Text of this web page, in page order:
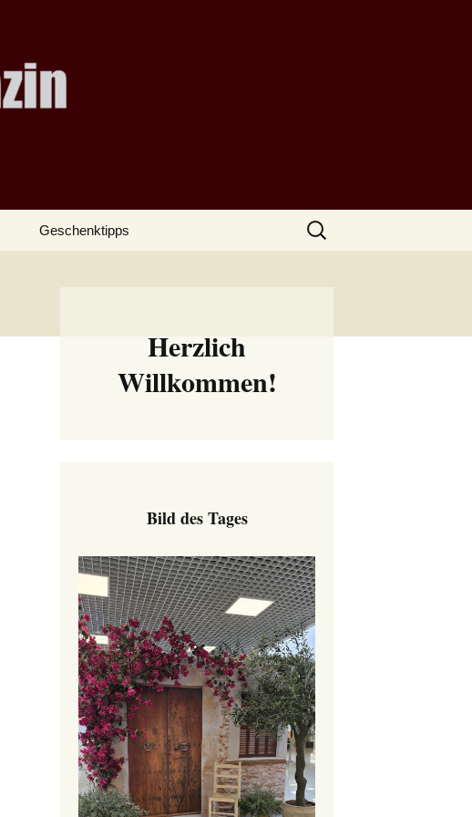
Geschenktipps
Suchen
nach:
Herzlich
Willkommen!
Bild des Tages